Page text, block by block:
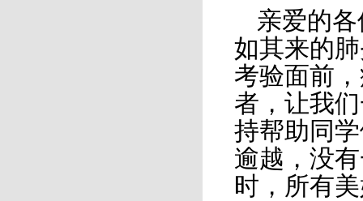
亲爱的
如其来的
考验面前
者，让我
持帮助同
逾越，没
时，所有